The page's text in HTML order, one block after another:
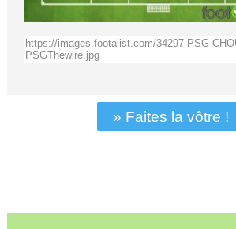
» Faites la vôtre !